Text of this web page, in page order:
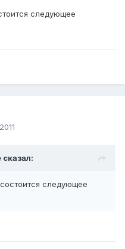
следующее
сказал:
следующее